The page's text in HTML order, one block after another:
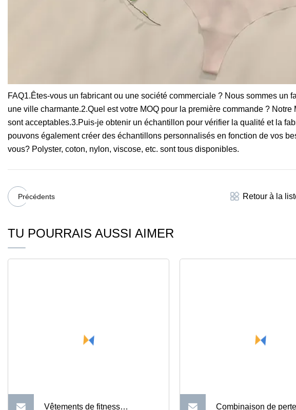
FAQ1.Êtes-vous un fabricant ou une société commerciale ? Nous sommes un
une ville charmante.2.Quel est votre MOQ pour la première commande ?
sont acceptables.3.Puis-je obtenir un échantillon pour vérifier la qualité et la
pouvons également créer des échantillons personnalisés en fonction de vos
vous? Polyster, coton, nylon, viscose, etc. sont tous disponibles.
Précédents Retour à la
TU POURRAIS AUSSI AIMER
Vêtements de fitness Combinaison de